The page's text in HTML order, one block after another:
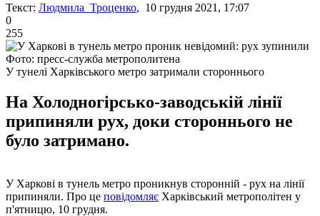
Текст: Людмила Троценко, 10 грудня 2021, 17:07
0
255
Фото: пресс-служба метрополитена
У тунелі Харківського метро затримали стороннього
На Холодногірсько-заводській лінії
припиняли рух, доки стороннього не
було затримано.
У Харкові в тунель метро проникнув сторонній - рух на лінії
припиняли. Про це повідомляє Харківський метрополітен у
п'ятницю, 10 грудня.